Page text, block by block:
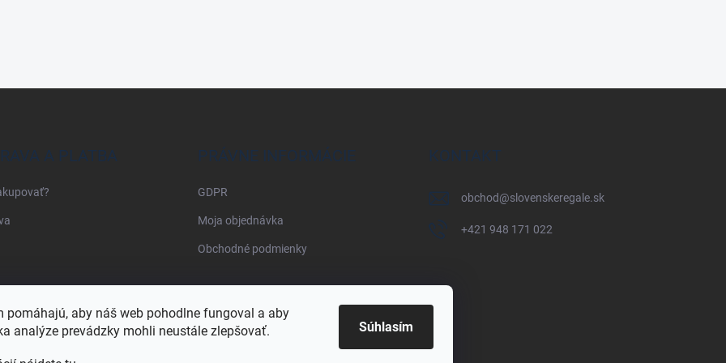
pomáhajú, aby náš web pohodlne fungoval a aby
analýze prevádzky mohli neustále zlepšovať.
Súhlasím
A PLATBA PRÁVNE INFORMÁCIE
GDPR
Moja objednávka
Obchodné podmienky
KONTAKT
obchod@slovenskeregale.sk
+421 948 171 022